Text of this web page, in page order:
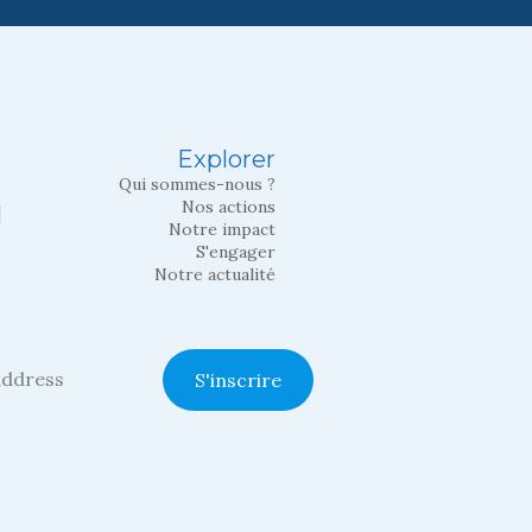
Explorer
Qui sommes-nous ?
Nos actions
Notre impact
S'engager
Notre actualité
S'inscrire